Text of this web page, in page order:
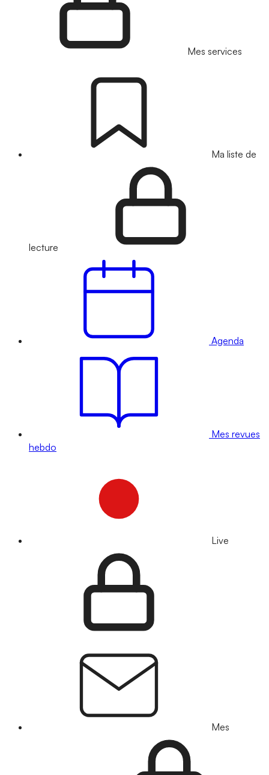
Mes services
Ma liste de
lecture
Agenda
Mes revues
hebdo
Live
Mes